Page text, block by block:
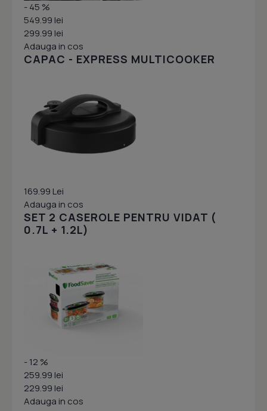
- 45 %
549.99 lei
299.99 lei
Adauga in cos
CAPAC - EXPRESS MULTICOOKER
169.99 Lei
Adauga in cos
SET 2 CASEROLE PENTRU VIDAT (
0.7L + 1.2L)
- 12 %
259.99 lei
229.99 lei
Adauga in cos